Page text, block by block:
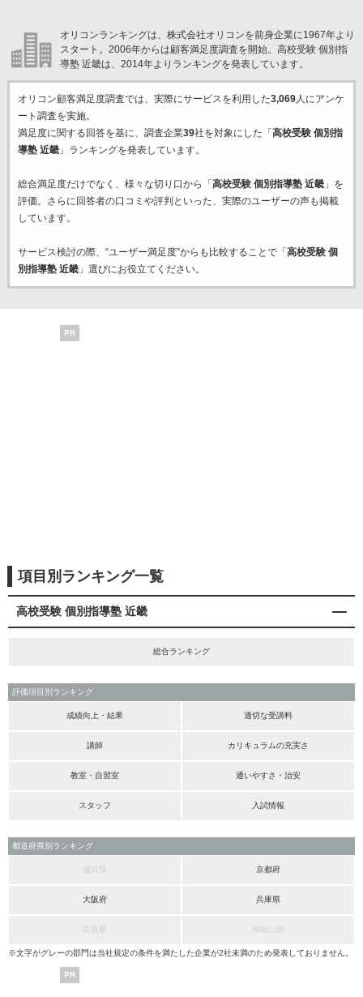
オリコンランキングは、株式会社オリコンを前身企業に1967年より
スタート。2006年からは顧客満足度調査を開始。高校受験 個別指
導塾 近畿は、2014年よりランキングを発表しています。
オリコン顧客満足度調査では、実際にサービスを利用した3,069人にアンケ
ート調査を実施。
満足度に関する回答を基に、調査企業39社を対象にした「 高校受験 個別指
導塾 近畿」ランキングを発表しています。
総合満足度だけでなく、様々な切り口から「 高校受験 個別指導塾 近畿」を
評価。さらに回答者の口コミや評判といった、実際のユーザーの声も掲載
しています。
サービス検討の際、“ユーザー満足度”からも比較することで「 高校受験 個
別指導塾 近畿」選びにお役立てください。
PR
項目別ランキング一覧
高校受験 個別指導塾 近畿
総合ランキング
評価項目別ランキング
成績向上・結果 適切な受講料
講師 カリキュラムの充実さ
教室・自習室 通いやすさ・治安
スタッフ 入試情報
都道府県別ランキング
滋賀県 京都府
大阪府 兵庫県
奈良県 和歌山県
※文字がグレーの部門は当社規定の条件を満たした企業が2社未満のため発表しておりません。
PR